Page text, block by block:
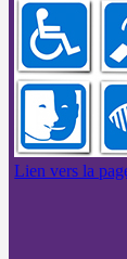
Lien vers la